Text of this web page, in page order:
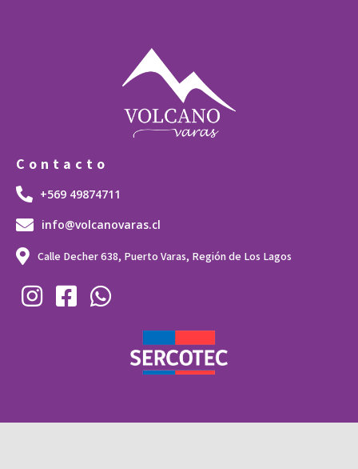
Contacto
+569 49874711
info@volcanovaras.cl
Calle Decher 638, Puerto Varas, Región de Los Lagos